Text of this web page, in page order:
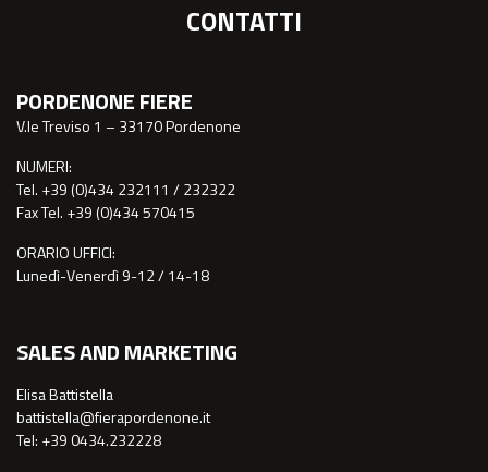
CONTATTI
PORDENONE FIERE
V.le Treviso 1 – 33170 Pordenone
NUMERI:
Tel. +39 (0)434 232111 / 232322
Fax Tel. +39 (0)434 570415
ORARIO UFFICI:
Lunedì-Venerdì 9-12 / 14-18
SALES AND MARKETING
Elisa Battistella
battistella@fierapordenone.it
Tel: +39 0434.232228